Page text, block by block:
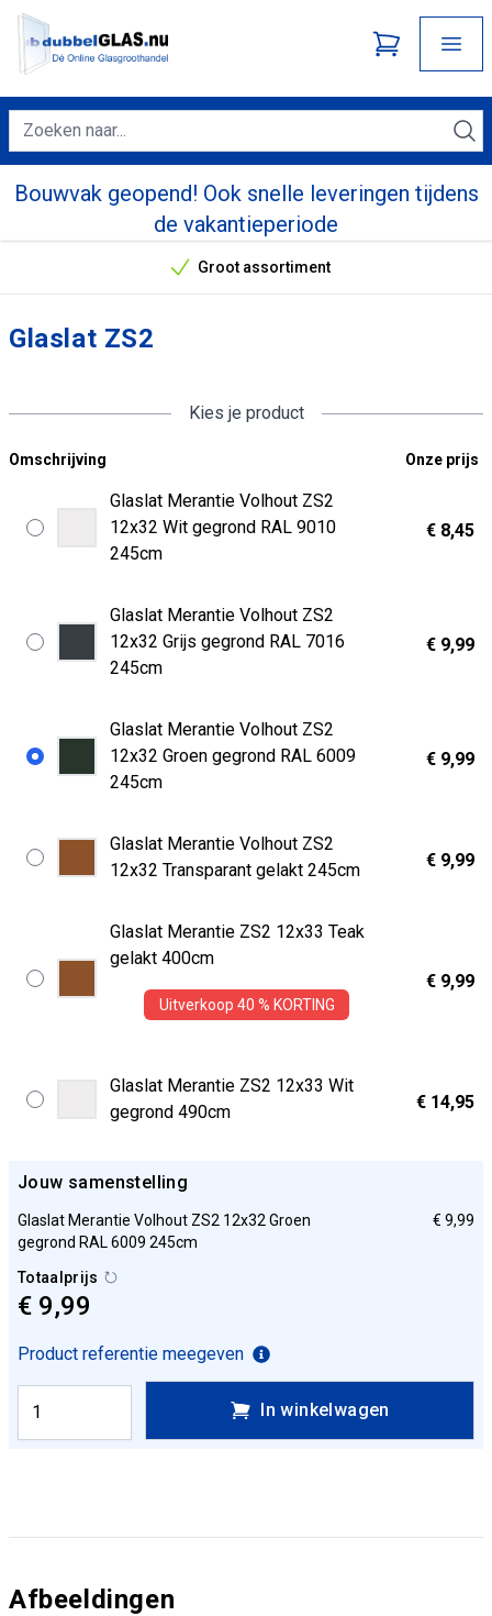
Bouwvak geopend! Ook snelle leveringen tijdens
de vakantieperiode
Onze unieke verkoopargumenten
Groot assortiment
Glaslat ZS2
Kies je product
Omschrijving Onze prijs
Glaslat Merantie Volhout ZS2
12x32 Wit gegrond RAL 9010
245cm
€ 8,45
Glaslat Merantie Volhout ZS2
12x32 Grijs gegrond RAL 7016
245cm
€ 9,99
Glaslat Merantie Volhout ZS2
12x32 Groen gegrond RAL 6009
245cm
€ 9,99
Glaslat Merantie Volhout ZS2
12x32 Transparant gelakt 245cm
€ 9,99
Glaslat Merantie ZS2 12x33 Teak
gelakt 400cm
Uitverkoop 40 % KORTING
€ 9,99
Glaslat Merantie ZS2 12x33 Wit
gegrond 490cm
€ 14,95
Jouw samenstelling
Glaslat Merantie Volhout ZS2 12x32 Groen
gegrond RAL 6009 245cm
€ 9,99
Totaalprijs
€ 9,99
Product referentie meegeven
In winkelwagen
Afbeeldingen